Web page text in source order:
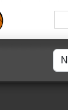
cookies